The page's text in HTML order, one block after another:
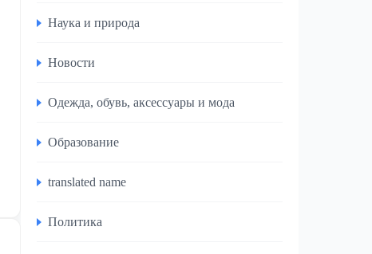
Наука и природа
Новости
Одежда, обувь, аксессуары и мода
Образование
translated name
Политика